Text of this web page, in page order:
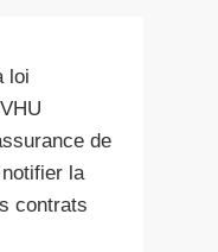
loi
de
la
contrats